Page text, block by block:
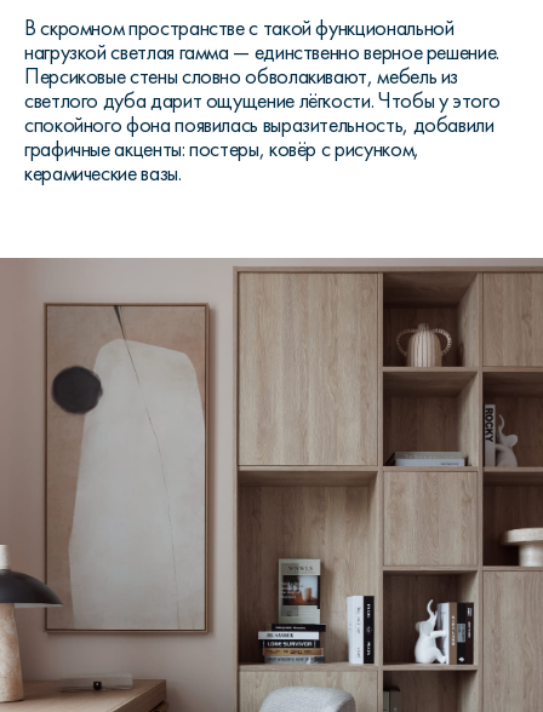
В скромном пространстве с такой функциональной
нагрузкой светлая гамма — единственно верное решение.
Персиковые стены словно обволакивают, мебель из
светлого дуба дарит ощущение лёгкости. Чтобы у этого
спокойного фона появилась выразительность, добавили
графичные акценты: постеры, ковёр с рисунком,
керамические вазы.